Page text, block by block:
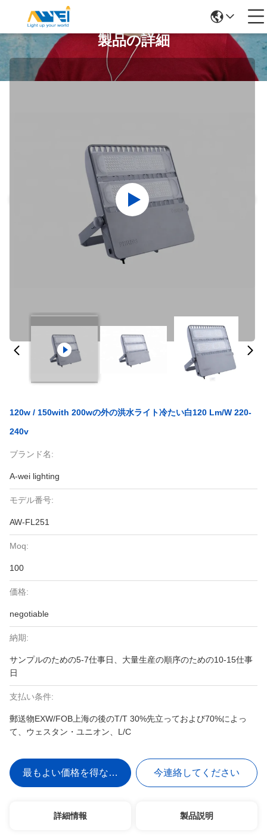
製品の詳細
120w / 150with 200wの外の洪水ライト冷たい白120 Lm/W 220-
240v
ブランド名:
A-wei lighting
モデル番号:
AW-FL251
Moq:
100
価格:
negotiable
納期:
サンプルのための5-7仕事日、大量生産の順序のための10-15仕事
日
支払い条件:
郵送物EXW/FOB上海の後のT/T 30%先立っておよび70%によっ
て、ウェスタン・ユニオン、L/C
最もよい価格を得なさい 今連絡してください
詳細情報 製品説明